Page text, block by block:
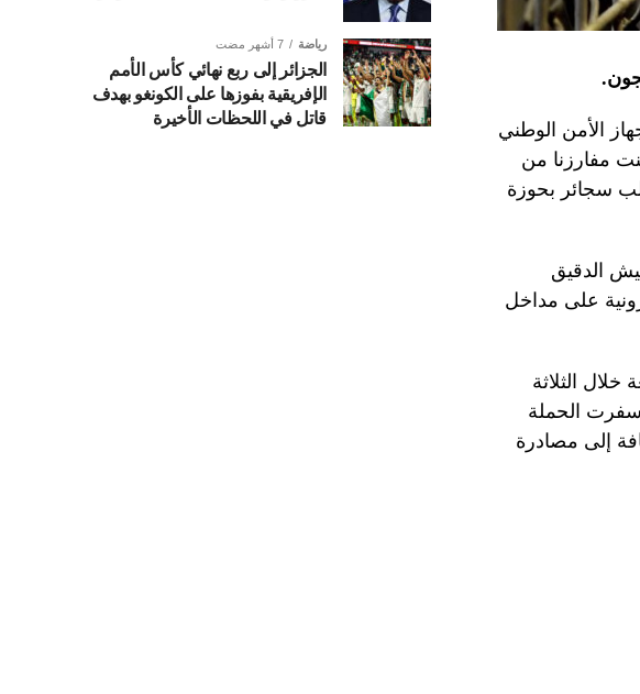
الأمن الوطني
مفارزنا من
سجائر بحوزة
الدقيق
على مداخل
الثلاثة
وأسفرت الحملة
بالإضافة إلى مصادرة
رياضة 7 أشهر مضت
الجزائر إلى ربع نهائي كأس الأمم
الإفريقية بفوزها على الكونغو بهدف
قاتل في اللحظات الأخيرة